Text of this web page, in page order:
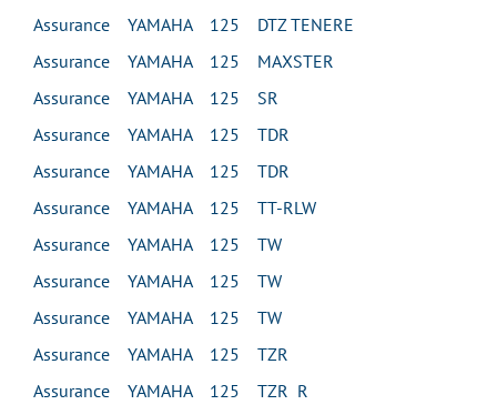
Assurance YAMAHA 125 DTZ TENERE
Assurance YAMAHA 125 MAXSTER
Assurance YAMAHA 125 SR
Assurance YAMAHA 125 TDR
Assurance YAMAHA 125 TDR
Assurance YAMAHA 125 TT-RLW
Assurance YAMAHA 125 TW
Assurance YAMAHA 125 TW
Assurance YAMAHA 125 TW
Assurance YAMAHA 125 TZR
Assurance YAMAHA 125 TZR R